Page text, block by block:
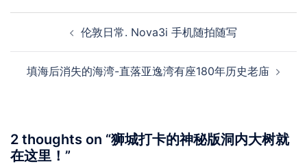
navigation伦敦日常. Nova3i 手机随拍随写
填海后消失的海湾-直落亚逸湾有座180年历史老庙
2 thoughts on “狮城打卡的神秘版洞内大树就
在这里！ ”